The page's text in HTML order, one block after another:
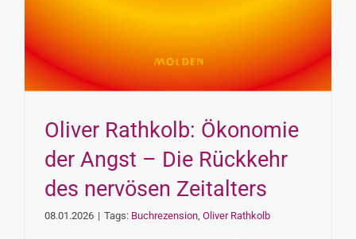
Oliver Rathkolb: Ökonomie
der Angst – Die Rückkehr
des nervösen Zeitalters
08.01.2026 | Tags: Buchrezension, Oliver Rathkolb